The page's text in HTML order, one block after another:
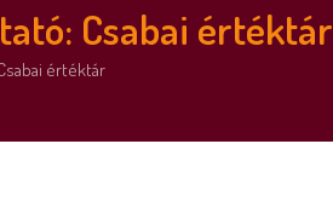
Csabai értéktár
értéktár